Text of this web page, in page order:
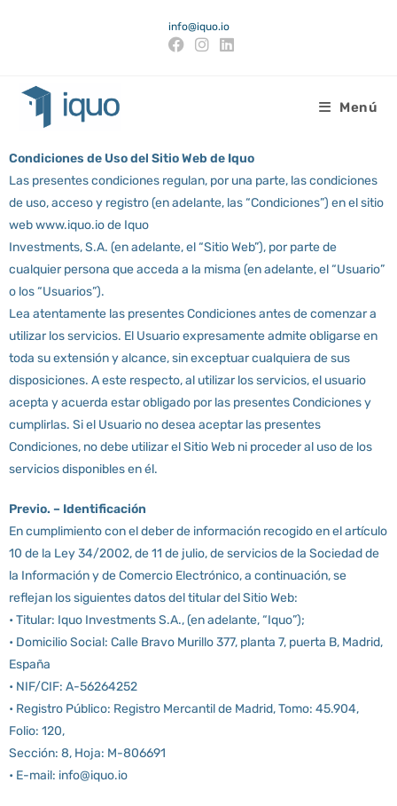
info@iquo.io
Menú
Condiciones de Uso del Sitio Web de Iquo
Las presentes condiciones regulan, por una parte, las condiciones
de uso, acceso y registro (en adelante, las “Condiciones”) en el sitio
web www.iquo.io de Iquo
Investments, S.A. (en adelante, el “Sitio Web”), por parte de
cualquier persona que acceda a la misma (en adelante, el “Usuario”
o los “Usuarios”).
Lea atentamente las presentes Condiciones antes de comenzar a
utilizar los servicios. El Usuario expresamente admite obligarse en
toda su extensión y alcance, sin exceptuar cualquiera de sus
disposiciones. A este respecto, al utilizar los servicios, el usuario
acepta y acuerda estar obligado por las presentes Condiciones y
cumplirlas. Si el Usuario no desea aceptar las presentes
Condiciones, no debe utilizar el Sitio Web ni proceder al uso de los
servicios disponibles en él.
Previo. – Identificación
En cumplimiento con el deber de información recogido en el artículo
10 de la Ley 34/2002, de 11 de julio, de servicios de la Sociedad de
la Información y de Comercio Electrónico, a continuación, se
reflejan los siguientes datos del titular del Sitio Web:
• Titular: Iquo Investments S.A., (en adelante, “Iquo”);
• Domicilio Social: Calle Bravo Murillo 377, planta 7, puerta B, Madrid,
España
• NIF/CIF: A-56264252
• Registro Público: Registro Mercantil de Madrid, Tomo: 45.904,
Folio: 120,
Sección: 8, Hoja: M-806691
• E-mail: info@iquo.io